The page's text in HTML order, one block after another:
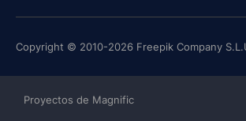
Copyright © 2010-2026 Freepik Company
Proyectos de Magnific